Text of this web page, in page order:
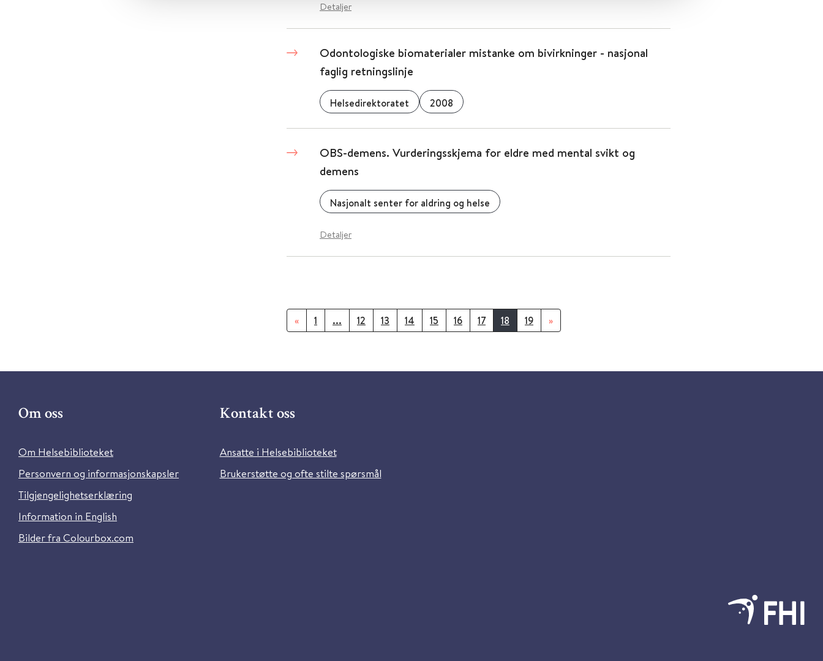
Detaljer
Odontologiske biomaterialer mistanke om bivirkninger - nasjonal
faglig retningslinje
Helsedirektoratet 2008
OBS-demens. Vurderingsskjema for eldre med mental svikt og
demens
Nasjonalt senter for aldring og helse
Detaljer
« 1 ... 12 13 14 15 16 17 18 19 »
Om oss
Om Helsebiblioteket
Personvern og informasjonskapsler
Tilgjengelighetserklæring
Information in English
Bilder fra Colourbox.com
Kontakt oss
Ansatte i Helsebiblioteket
Brukerstøtte og ofte stilte spørsmål